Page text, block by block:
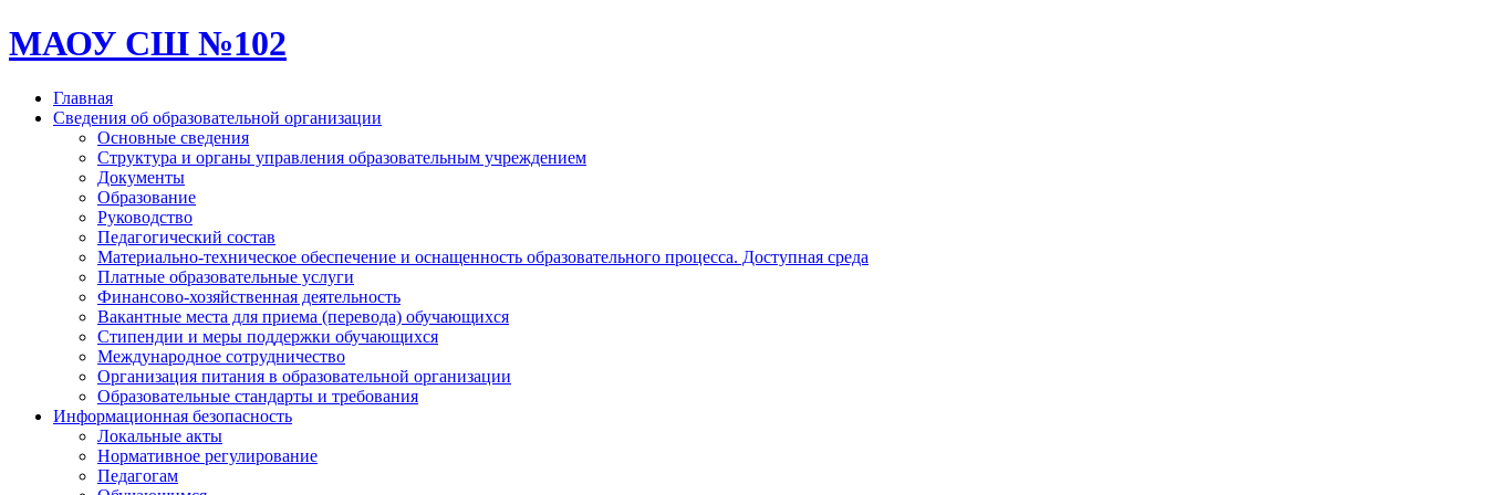
МАОУ СШ №102
Главная
Сведения об образовательной организации
Основные сведения
Структура и органы управления образовательным учреждением
Документы
Образование
Руководство
Педагогический состав
Материально-техническое обеспечение и оснащенность образовательного процесса. Доступная среда
Платные образовательные услуги
Финансово-хозяйственная деятельность
Вакантные места для приема (перевода) обучающихся
Стипендии и меры поддержки обучающихся
Международное сотрудничество
Организация питания в образовательной организации
Образовательные стандарты и требования
Информационная безопасность
Локальные акты
Нормативное регулирование
Педагогам